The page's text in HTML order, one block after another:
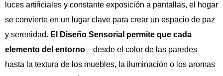
luces artificiales y constante exposición a pantallas, el hogar
se convierte en un lugar clave para crear un espacio de paz
y serenidad. El Diseño Sensorial permite que cada
elemento del entorno—desde el color de las paredes
hasta la textura de los muebles, la iluminación o los aromas